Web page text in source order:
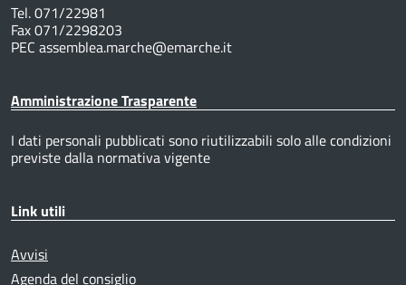
Tel. 071/22981
Fax 071/2298203
PEC assemblea.marche@emarche.it
Amministrazione Trasparente
I dati personali pubblicati sono riutilizzabili solo alle condizioni
previste dalla normativa vigente
Link utili
Avvisi
Agenda del consiglio